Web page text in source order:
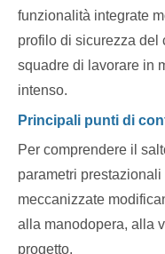
funzionalità integrate
profilo di sicurezza del
squadre di lavorare in
intenso.
Principali punti di
Per comprendere il
parametri
meccanizzate
alla manodopera, alla
progetto.